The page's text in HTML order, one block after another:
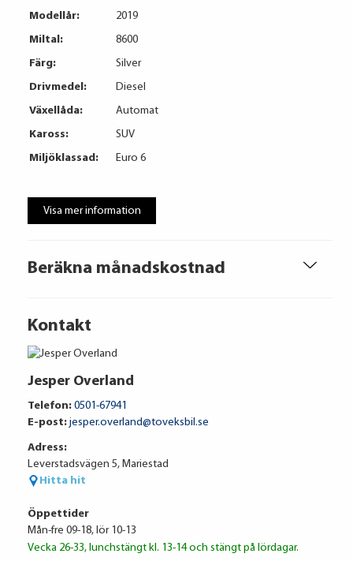
Beräkna månadskostnad
Volkswagen Financial Services
Modellår:
2019
Miltal:
8600
Färg:
Silver
Drivmedel:
Diesel
Växellåda:
Automat
Kaross:
SUV
Miljöklassad:
Euro 6
Visa mer information
Kontakt
Jesper Overland
Telefon: 0501-67941
E-post: jesper.overland@toveksbil.se
Adress:
Leverstadsvägen 5, Mariestad
Hitta hit
Öppettider
Mån-fre 09-18, lör 10-13
Vecka 26-33, lunchstängt kl. 13-14 och stängt på lördagar.